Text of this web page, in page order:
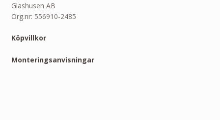
Glashusen AB
Org.nr: 556910-2485
Köpvillkor
Monteringsanvisningar